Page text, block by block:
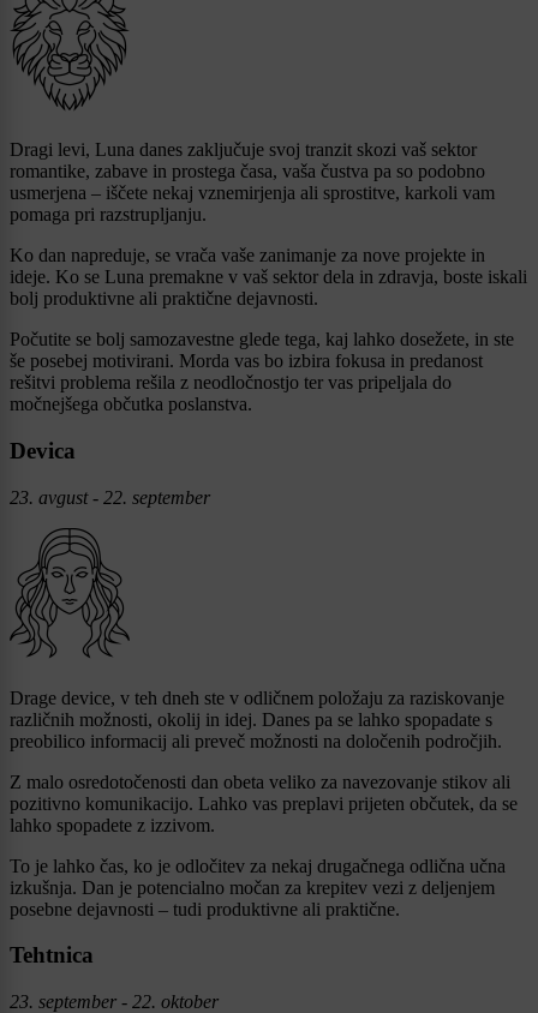
Dragi levi, Luna danes zaključuje svoj tranzit skozi vaš sektor
romantike, zabave in prostega časa, vaša čustva pa so podobno
usmerjena – iščete nekaj vznemirjenja ali sprostitve, karkoli vam
pomaga pri razstrupljanju.
Ko dan napreduje, se vrača vaše zanimanje za nove projekte in
ideje. Ko se Luna premakne v vaš sektor dela in zdravja, boste iskali
bolj produktivne ali praktične dejavnosti.
Počutite se bolj samozavestne glede tega, kaj lahko dosežete, in ste
še posebej motivirani. Morda vas bo izbira fokusa in predanost
rešitvi problema rešila z neodločnostjo ter vas pripeljala do
močnejšega občutka poslanstva.
Devica
23. avgust - 22. september
Drage device, v teh dneh ste v odličnem položaju za raziskovanje
različnih možnosti, okolij in idej. Danes pa se lahko spopadate s
preobilico informacij ali preveč možnosti na določenih področjih.
Z malo osredotočenosti dan obeta veliko za navezovanje stikov ali
pozitivno komunikacijo. Lahko vas preplavi prijeten občutek, da se
lahko spopadete z izzivom.
To je lahko čas, ko je odločitev za nekaj drugačnega odlična učna
izkušnja. Dan je potencialno močan za krepitev vezi z deljenjem
posebne dejavnosti – tudi produktivne ali praktične.
Tehtnica
23. september - 22. oktober